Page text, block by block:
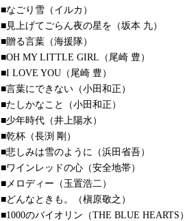
■なごり雪（イルカ）
■見上げてごらん夜の星を（坂本 九）
■贈る言葉（海援隊）
■OH MY LITTLE GIRL（尾崎 豊）
■I LOVE YOU（尾崎 豊）
■言葉にできない（小田和正）
■たしかなこと（小田和正）
■少年時代（井上陽水）
■乾杯（長渕 剛）
■悲しみは雪のように（浜田省吾）
■ワインレッドの心（安全地帯）
■メロディー（玉置浩二）
■どんなときも。（槇原敬之）
■1000のバイオリン（THE BLUE HEARTS）